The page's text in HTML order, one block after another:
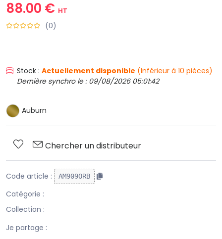
88.00 € HT
(0)
Stock : Actuellement disponible (Inférieur à 10 pièces)
Dernière synchro le : 09/08/2026 05:01:42
Auburn
Chercher un distributeur
Code article : AM909ORB
Catégorie :
Collection :
Je partage :